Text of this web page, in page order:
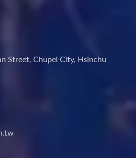
Street, Chupei City, Hsinchu